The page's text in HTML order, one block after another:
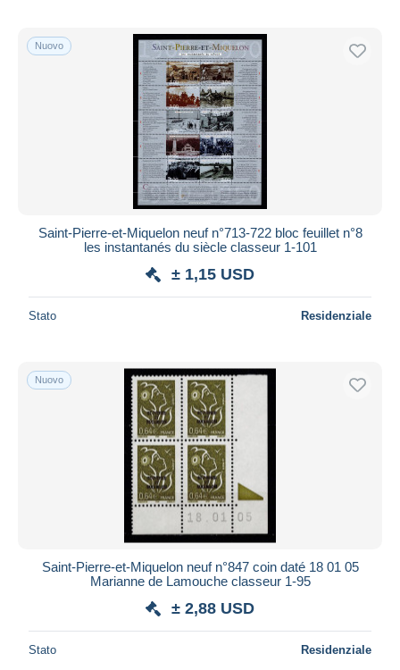
Nuovo
Saint-Pierre-et-Miquelon neuf n°713-722 bloc feuillet n°8
les instantanés du siècle classeur 1-101
± 1,15 USD
Stato Residenziale
Nuovo
Saint-Pierre-et-Miquelon neuf n°847 coin daté 18 01 05
Marianne de Lamouche classeur 1-95
± 2,88 USD
Stato Residenziale